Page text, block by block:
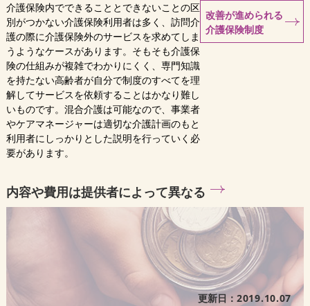
介護保険内でできることとできないことの区
別がつかない介護保険利用者は多く、訪問介
護の際に介護保険外のサービスを求めてしま
うようなケースがあります。そもそも介護保
険の仕組みが複雑でわかりにくく、専門知識
を持たない高齢者が自分で制度のすべてを理
解してサービスを依頼することはかなり難し
いものです。混合介護は可能なので、事業者
やケアマネージャーは適切な介護計画のもと
利用者にしっかりとした説明を行っていく必
要があります。
改善が進められる
介護保険制度
内容や費用は提供者によって異なる
更新日：2019.10.07